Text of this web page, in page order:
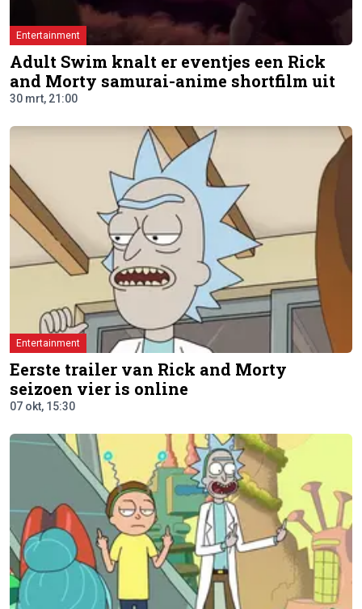
Entertainment
Adult Swim knalt er eventjes een Rick
and Morty samurai-anime shortfilm uit
30 mrt, 21:00
Entertainment
Eerste trailer van Rick and Morty
seizoen vier is online
07 okt, 15:30